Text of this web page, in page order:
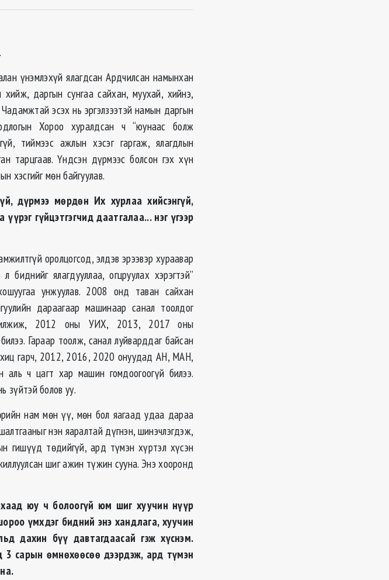
үнэмлэхүй ялагдсан Ардчилсан намынхан
даргын сунгаа сайхан, муухай, хийнэ,
эсэх нь эргэлзээтэй намын даргын
Хороо хуралдсан ч “юунаас болж
тиймээс ажлын хэсэг гаргаж, ялагдлын
тарцгаав. Үндсэн дүрмээс болсон гэх хүн
хэсгийг мөн байгуулав.
дүрмээ мөрдөн Их хурлаа хийсэнгүй,
гүйцэтгэгчид даатгалаа... нэг үгээр
оролцогсод, элдэв эрээвэр хураавар
биднийг ялагдууллаа, огцруулах хэрэгтэй”
унжуулав. 2008 онд таван сайхан
дараагаар машинаар санал тоолдог
2012 оны УИХ, 2013, 2017 оны
Гараар тоолж, санал луйварддаг байсан
гарч, 2012, 2016, 2020 онуудад АН, МАН,
аль ч цагт хар машин гомдоогоогүй билээ.
зүйтэй болов уу.
нам мөн үү, мөн бол яагаад удаа дараа
нэн яаралтай дүгнэн, шинэчлэгдэж,
гишүүд төдийгүй, ард түмэн хүртэл хүсэн
шиг ажин түжин сууна. Энэ хооронд
юу ч болоогүй юм шиг хуучин нүүр
үмхдэг бидний энэ хандлага, хуучин
дахин бүү давтагдаасай гэж хүснэм.
3 сарын өмнөхөөсөө дээрдэж, ард түмэн